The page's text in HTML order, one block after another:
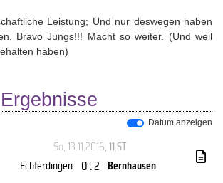
Leistung; Und nur deswegen haben
Bravo Jungs!!! Macht so weiter. (Und weil
haben)
Datum anzeigen
So, 13.11.2016, 11.ST
Echterdingen 0 : 2 Bernhausen